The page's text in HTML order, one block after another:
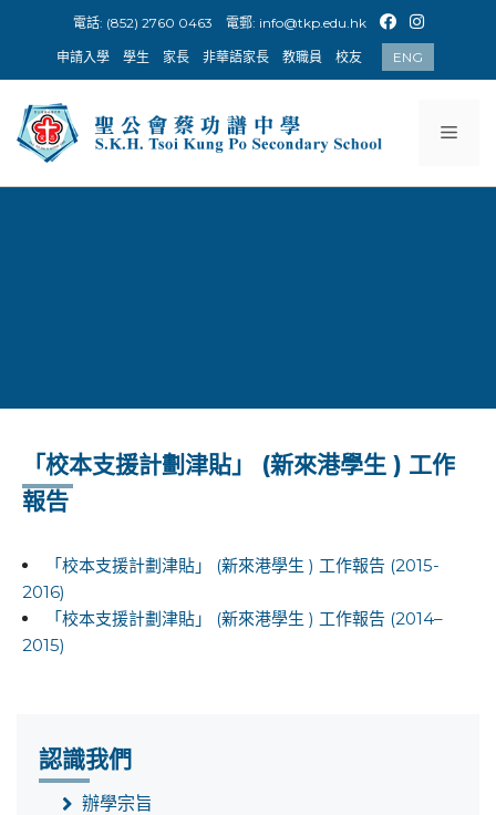
content
電話: (852) 2760 0463 電郵: info@tkp.edu.hk
申請入學 學生 家長 非華語家長 教職員 校友 ENG
「校本支援計劃津貼」 (新來港學生 ) 工作
報告
「校本支援計劃津貼」 (新來港學生 ) 工作報告 (2015-
2016)
「校本支援計劃津貼」 (新來港學生 ) 工作報告 (2014–
2015)
認識我們
辦學宗旨